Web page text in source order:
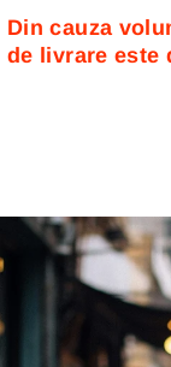
Din cauza
de livrare este